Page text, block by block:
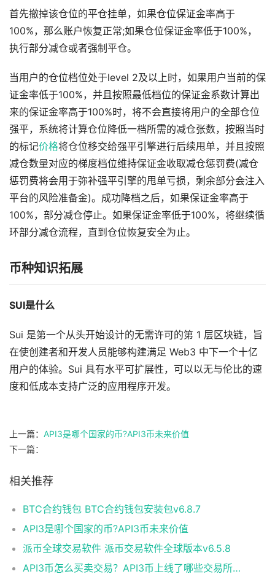
首先撤掉该仓位的平仓挂单，如果仓位保证金率高于
100%，那么账户恢复正常;如果仓位保证金率低于100%，
执行部分减仓或者强制平仓。
当用户的仓位档位处于level 2及以上时，如果用户当前的保
证金率低于100%，并且按照最低档位的保证金系数计算出
来的保证金率高于100%时，将不会直接将用户的全部仓位
强平，系统将计算仓位降低一档所需的减仓张数，按照当时
的标记价格将仓位移交给强平引擎进行后续甩单，并且按照
减仓数量对应的梯度档位维持保证金收取减仓惩罚费(减仓
惩罚费将会用于弥补强平引擎的甩单亏损，剩余部分会注入
平台的风险准备金)。成功降档之后，如果保证金率高于
100%，部分减仓停止。如果保证金率低于100%，将继续循
环部分减仓流程，直到仓位恢复安全为止。
币种知识拓展
SUI是什么
Sui 是第一个从头开始设计的无需许可的第 1 层区块链，旨
在使创建者和开发人员能够构建满足 Web3 中下一个十亿
用户的体验。Sui 具有水平可扩展性，可以以无与伦比的速
度和低成本支持广泛的应用程序开发。
上一篇： API3是哪个国家的币?API3币未来价值
下一篇：
相关推荐
BTC合约钱包 BTC合约钱包安装包v6.8.7
API3是哪个国家的币?API3币未来价值
派币全球交易软件 派币交易软件全球版本v6.5.8
API3币怎么买卖交易？API3币上线了哪些交易所？